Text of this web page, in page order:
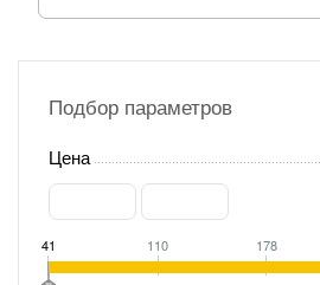
Подбор параметров
Цена
41 110 178